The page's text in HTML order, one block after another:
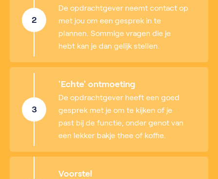
2
De opdrachtgever neemt contact op
met jou om een gesprek in te
plannen. Sommige vragen die je
hebt kan je dan gelijk stellen.
3
'Echte' ontmoeting
De opdrachtgever heeft een goed
gesprek met je om te kijken of je
past bij de functie, onder genot van
een lekker bakje thee of koffie.
Voorstel